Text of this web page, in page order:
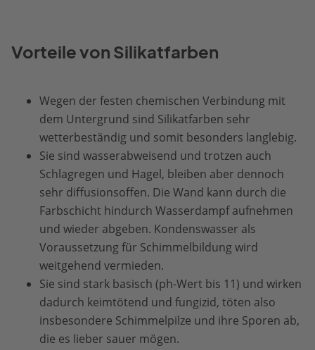
Vorteile von Silikatfarben
Wegen der festen chemischen Verbindung mit
dem Untergrund sind Silikatfarben sehr
wetterbeständig und somit besonders langlebig.
Sie sind wasserabweisend und trotzen auch
Schlagregen und Hagel, bleiben aber dennoch
sehr diffusionsoffen. Die Wand kann durch die
Farbschicht hindurch Wasserdampf aufnehmen
und wieder abgeben. Kondenswasser als
Voraussetzung für Schimmelbildung wird
weitgehend vermieden.
Sie sind stark basisch (ph-Wert bis 11) und wirken
dadurch keimtötend und fungizid, töten also
insbesondere Schimmelpilze und ihre Sporen ab,
die es lieber sauer mögen.